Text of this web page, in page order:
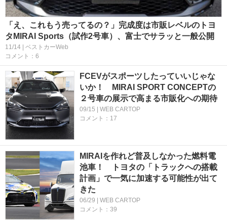
「え、これもう売ってるの？」完成度は市販レベルのトヨ
タMIRAI Sports（試作2号車）、富士でサラッと一般公開
11/14 | ベストカーWeb
コメント：6
FCEVがスポーツしたっていいじゃな
いか！ MIRAI SPORT CONCEPTの
２号車の展示で高まる市販化への期待
09/15 | WEB CARTOP
コメント：17
MIRAIを作れど普及しなかった燃料電
池車！ トヨタの「トラックへの搭載
計画」で一気に加速する可能性が出て
きた
06/29 | WEB CARTOP
コメント：39